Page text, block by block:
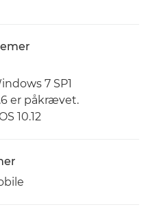
7 SP1
er påkrævet.
10.12